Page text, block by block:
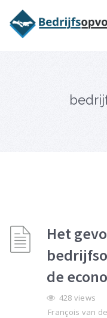
Het
de
428 views
François van
bedrijfsopvolging
juridisch